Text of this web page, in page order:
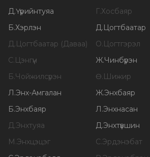
Д.Үүрийнтуяа Г.Хосбаяр
Б.Хэрлэн Д.Цогтбаатар
Д.Цогтбаатар (Даваа) О.Цогтгэрэл
С.Цэнгүүн Ж.Чинбүрэн
Б.Чойжилсүрэн Ө.Шижир
Л.Энх-Амгалан Ж.Энхбаяр
Б.Энхбаяр Л.Энхнасан
Д.Энхтуяа Д.Энхтүвшин
М.Энхцэцэг С.Эрдэнэбат